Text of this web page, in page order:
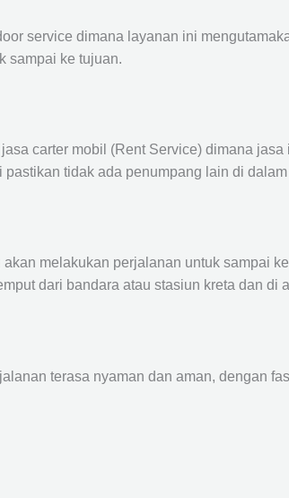
service dimana layanan ini
sampai ke tujuan.
carter mobil (Rent Service) dimana
tidak ada penumpang lain di
melakukan perjalanan untuk sampai
dari bandara atau stasiun kreta dan di
terasa nyaman dan aman, dengan